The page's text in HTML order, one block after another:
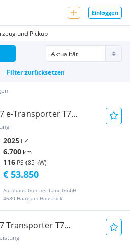
Einloggen
und Pickup
Filter zurücksetzen
e-Transporter T7
Transporter /
2025 EZ
6.700 km
116 PS (85 kW)
Autohaus Günther Lang GmbH
4680 Haag am Hausruck
€ 53.850
Transporter T7
/ Kastenwagen